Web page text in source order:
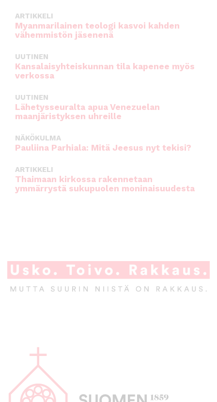
ARTIKKELI
Myanmarilainen teologi kasvoi kahden
vähemmistön jäsenenä
UUTINEN
Kansalaisyhteiskunnan tila kapenee myös
verkossa
UUTINEN
Lähetysseuralta apua Venezuelan
maanjäristyksen uhreille
NÄKÖKULMA
Pauliina Parhiala: Mitä Jeesus nyt tekisi?
ARTIKKELI
Thaimaan kirkossa rakennetaan
ymmärrystä sukupuolen moninaisuudesta
p